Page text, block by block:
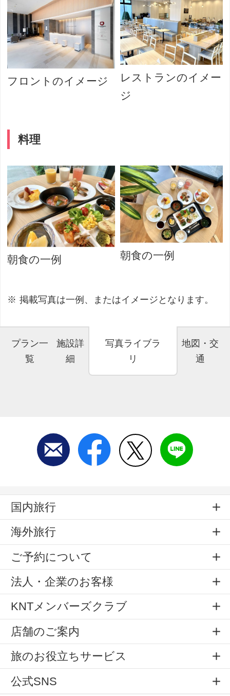
フロントのイメージ
レストランのイメー
ジ
料理
朝食の一例 朝食の一例
掲載写真は一例、またはイメージとなります。
プラン一
覧
施設詳
細
写真ライブラ
リ
地図・交
通
国内旅行
海外旅行
ご予約について
法人・企業のお客様
KNTメンバーズクラブ
店舗のご案内
旅のお役立ちサービス
公式SNS